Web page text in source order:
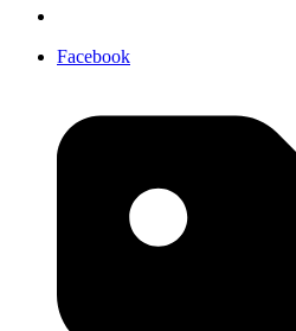
Facebook